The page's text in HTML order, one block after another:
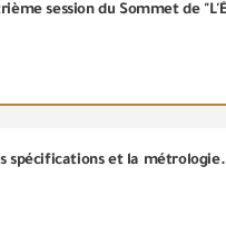
spécifications et la métrologie.